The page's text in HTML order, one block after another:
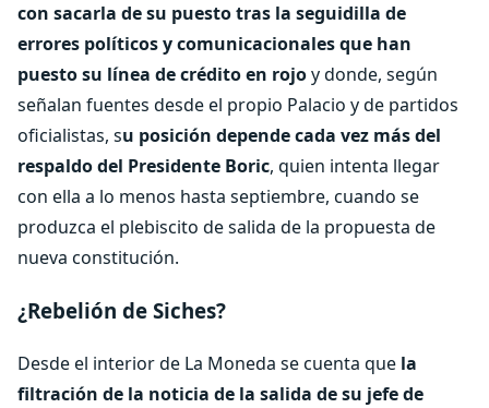
con sacarla de su puesto tras la seguidilla de
errores políticos y comunicacionales que han
puesto su línea de crédito en rojoy donde, según
señalan fuentes desde el propio Palacio y de partidos
oficialistas, su posición depende cada vez más del
respaldo del Presidente Boric, quien intenta llegar
con ella a lo menos hasta septiembre, cuando se
produzca el plebiscito de salida de la propuesta de
nueva constitución.
¿Rebelión de Siches?
Desde el interior de La Moneda se cuenta que la
filtración de la noticia de la salida de su jefe de